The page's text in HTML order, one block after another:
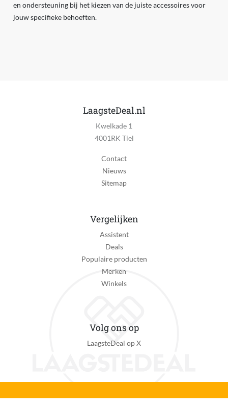
en ondersteuning bij het kiezen van de juiste accessoires voor
jouw specifieke behoeften.
LaagsteDeal.nl
Kwelkade 1
4001RK Tiel
Contact
Nieuws
Sitemap
Vergelijken
Assistent
Deals
Populaire producten
Merken
Winkels
Volg ons op
LaagsteDeal op X